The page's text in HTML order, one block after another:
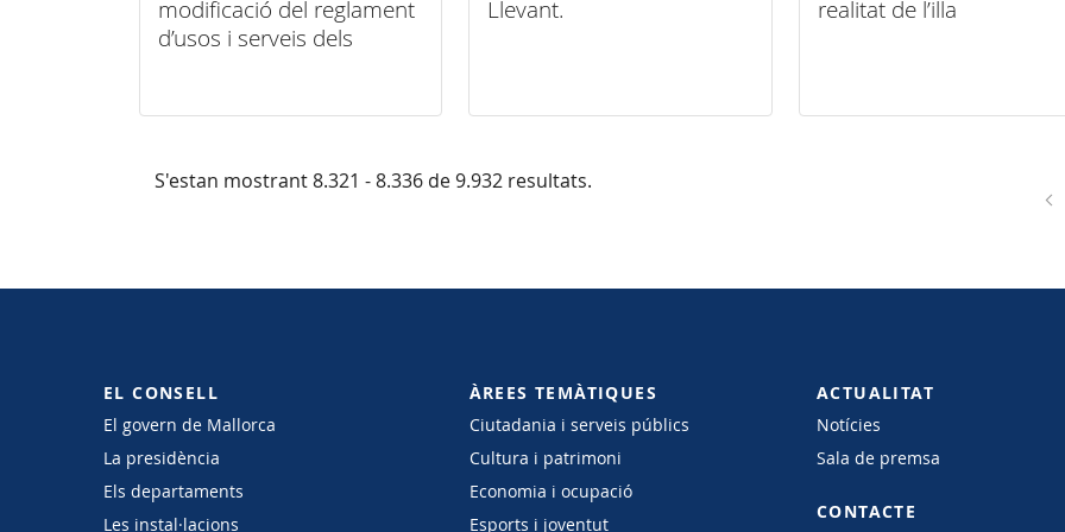
modificació del reglament
d’usos i serveis dels
Llevant.
realitat de l’illa
S'estan mostrant 8.321 - 8.336 de 9.932 resultats.
EL CONSELL
El govern de Mallorca
La presidència
Els departaments
Les instal·lacions
ÀREES TEMÀTIQUES
Ciutadania i serveis públics
Cultura i patrimoni
Economia i ocupació
Esports i joventut
ACTUALITAT
Notícies
Sala de premsa
CONTACTE